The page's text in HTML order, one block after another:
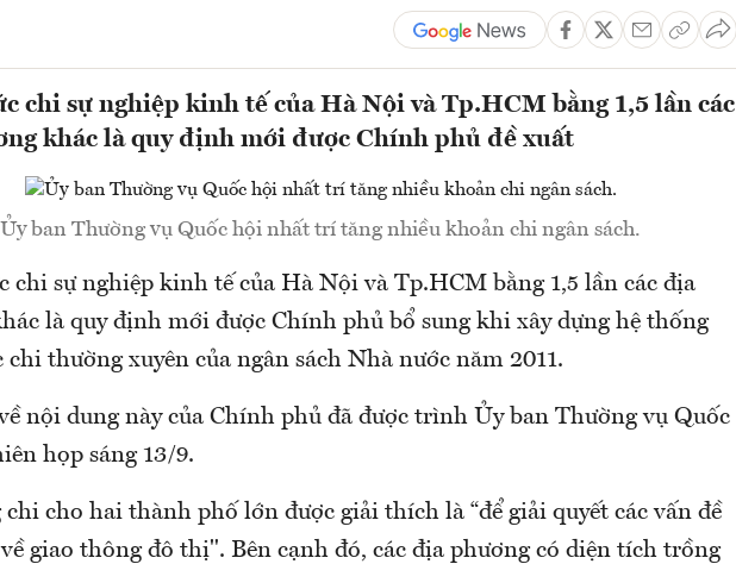
chi sự nghiệp kinh tế của Hà Nội và Tp.HCM bằng 1,5 lần các
khác là quy định mới được Chính phủ đề xuất
Ủy ban Thường vụ Quốc hội nhất trí tăng nhiều khoản chi ngân sách.
chi sự nghiệp kinh tế của Hà Nội và Tp.HCM bằng 1,5 lần các địa
là quy định mới được Chính phủ bổ sung khi xây dựng hệ thống
thường xuyên của ngân sách Nhà nước năm 2011.
nội dung này của Chính phủ đã được trình Ủy ban Thường vụ Quốc
họp sáng 13/9.
chi cho hai thành phố lớn được giải thích là “để giải quyết các vấn đề
giao thông đô thị". Bên cạnh đó, các địa phương có diện tích trồng